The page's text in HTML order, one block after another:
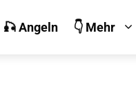
🎣 Angeln 👇 Mehr